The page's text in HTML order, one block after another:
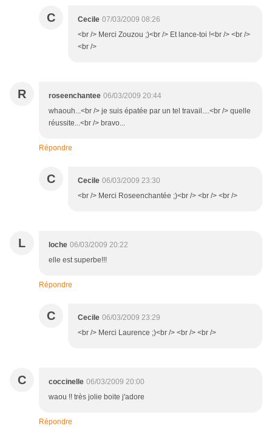
C Cecile 07/03/2009 08:26
<br /> Merci Zouzou ;)<br /> Et lance-toi !<br /> <br />
<br />
R roseenchantee 06/03/2009 20:44
whaouh...<br /> je suis épatée par un tel travail....<br /> quelle
réussite...<br /> bravo...
Répondre
C Cecile 06/03/2009 23:30
<br /> Merci Roseenchantée ;)<br /> <br /> <br />
L loche 06/03/2009 20:22
elle est superbe!!!
Répondre
C Cecile 06/03/2009 23:29
<br /> Merci Laurence ;)<br /> <br /> <br />
C coccinelle 06/03/2009 20:00
waou !! très jolie boite j'adore
Répondre